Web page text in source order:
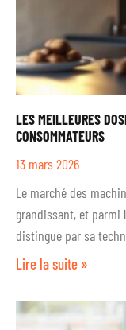
LES MEILLEURES
CONSOMMATEURS
13 mars 2026
Le marché des
grandissant, et parmi
distingue par sa
Lire la suite »